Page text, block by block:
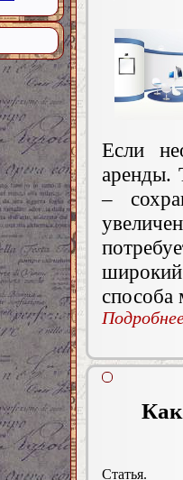
Если
аренды.
–
способа
Как
Статья.